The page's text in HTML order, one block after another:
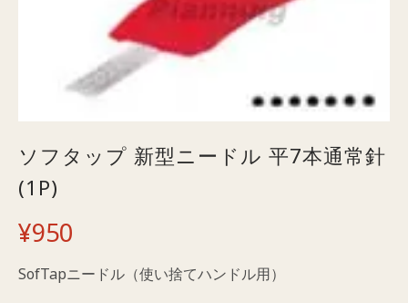
ソフタップ 新型ニードル 平7本通常針
(1P)
¥950
SofTapニードル（使い捨てハンドル用）